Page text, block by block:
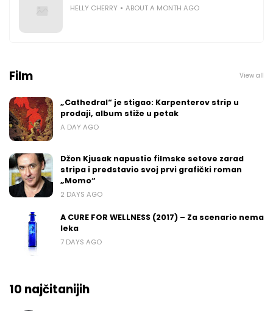
HELLY CHERRY ABOUT A MONTH AGO
Film View all
„Cathedral“ je stigao: Karpenterov strip u
prodaji, album stiže u petak
A DAY AGO
Džon Kjusak napustio filmske setove zarad
stripa i predstavio svoj prvi grafički roman
„Momo“
2 DAYS AGO
A CURE FOR WELLNESS (2017) – Za scenario nema
leka
7 DAYS AGO
10 najčitanijih